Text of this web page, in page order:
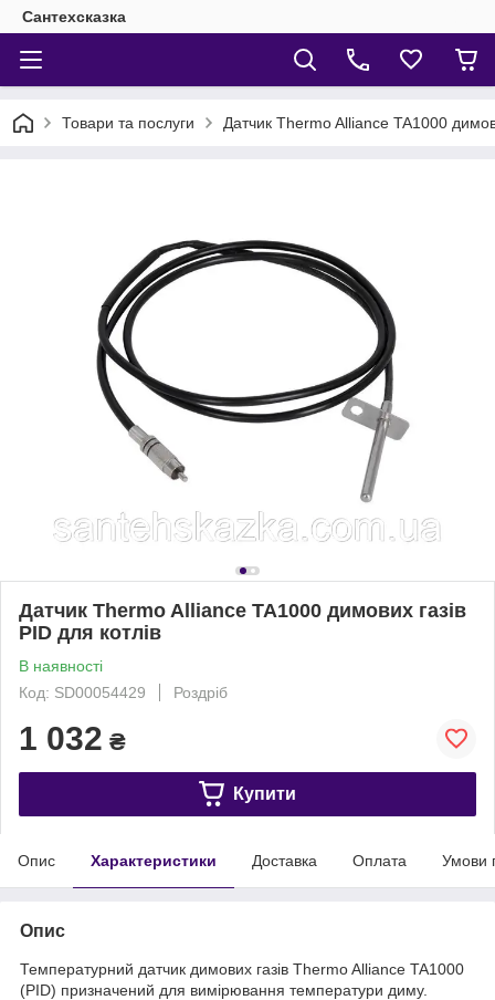
Сантехсказка
Товари та послуги Датчик Thermo Alliance TA1000
Датчик Thermo Alliance TA1000 димових газів
PID для котлів
В наявності
Код: SD00054429
Роздріб
1 032 ₴
Купити
Опис Характеристики Доставка Оплата Умови
Опис
Температурний датчик димових газів Thermo Alliance TA1000
(PID) призначений для вимірювання температури диму.